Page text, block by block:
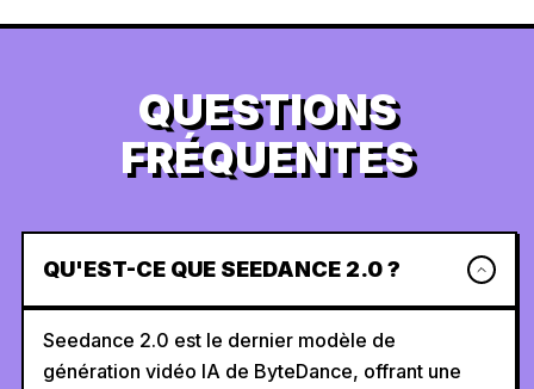
QUESTIONS
FRÉQUENTES
QU'EST-CE QUE SEEDANCE 2.0 ?
Seedance 2.0 est le dernier modèle de
génération vidéo IA de ByteDance, offrant une